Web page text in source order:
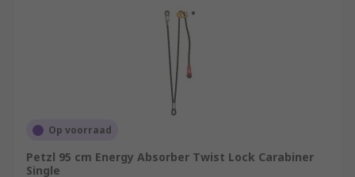
Op voorraad
Petzl 95 cm Energy Absorber Twist Lock Carabiner
Single